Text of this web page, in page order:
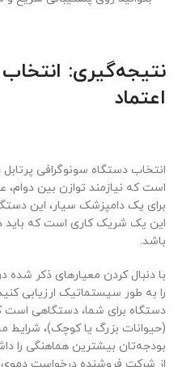
نتیجه‌گیری:
اعتماد
انتخاب دستگاه سونوگرافی
است که نیازمند توازن بین
برای یک دامپزشک سیار، این
این یک شریک کاری است که باید
باشد.
با دنبال کردن معیارهای ذکر شده
را به طور سیستماتیک ارزیابی
دستگاه برای شما، دستگاهی است
(حیوانات بزرگ یا کوچک)،
بودجه‌تان بیشترین هماهنگی را